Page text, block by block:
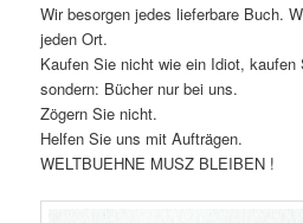
Wir besorgen jedes lieferbare Buch.
jeden Ort.
Kaufen Sie nicht wie ein Idiot, kaufen
sondern: Bücher nur bei uns.
Zögern Sie nicht.
Helfen Sie uns mit Aufträgen.
WELTBUEHNE MUSZ BLEIBEN !